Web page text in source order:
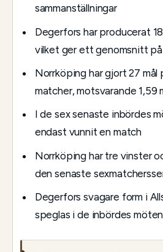
sammanställningar
Degerfors har producerat
vilket ger ett genomsnitt på
Norrköping har gjort 27 mål
matcher, motsvarande 1,59
I de sex senaste inbördes
endast vunnit en match
Norrköping har tre vinster
den senaste
Degerfors svagare form i
speglas i de inbördes